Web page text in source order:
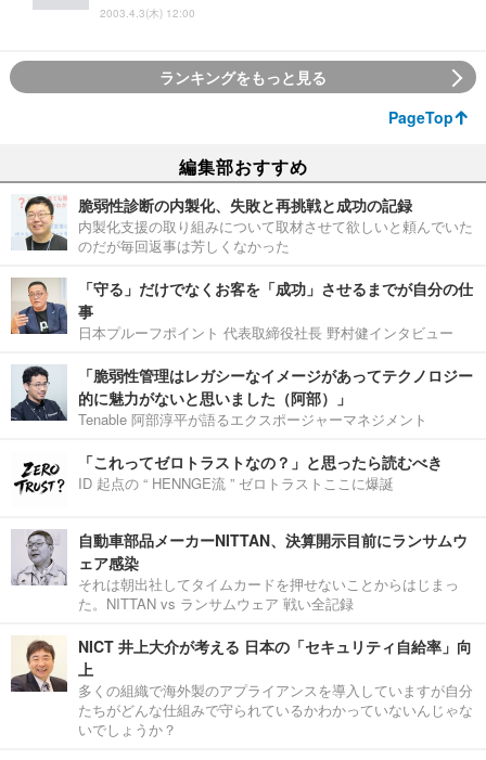
2003.4.3(木) 12:00
ランキングをもっと見る
PageTop
編集部おすすめ
脆弱性診断の内製化、失敗と再挑戦と成功の記録
内製化支援の取り組みについて取材させて欲しいと頼んでいた
のだが毎回返事は芳しくなかった
「守る」だけでなくお客を「成功」させるまでが自分の仕
事
日本プルーフポイント 代表取締役社長 野村健インタビュー
「脆弱性管理はレガシーなイメージがあってテクノロジー
的に魅力がないと思いました（阿部）」
Tenable 阿部淳平が語るエクスポージャーマネジメント
「これってゼロトラストなの？」と思ったら読むべき
ID 起点の “ HENNGE流 ” ゼロトラストここに爆誕
自動車部品メーカーNITTAN、決算開示目前にランサムウ
ェア感染
それは朝出社してタイムカードを押せないことからはじまっ
た。NITTAN vs ランサムウェア 戦い全記録
NICT 井上大介が考える 日本の「セキュリティ自給率」向
上
多くの組織で海外製のアプライアンスを導入していますが自分
たちがどんな仕組みで守られているかわかっていないんじゃな
いでしょうか？